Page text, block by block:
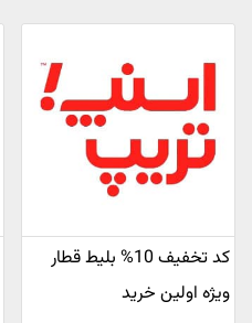
کد تخفیف 10% بلیط قطار
ویژه اولین خرید